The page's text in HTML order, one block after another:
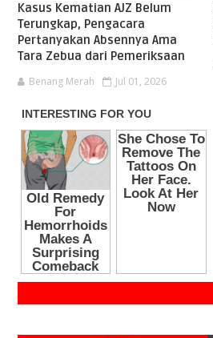
Kasus Kematian AJZ Belum
Terungkap, Pengacara
Pertanyakan Absennya Ama
Tara Zebua dari Pemeriksaan
Benang Merah Jul 01, 2026